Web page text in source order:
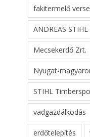
fakitermelő
ANDREAS
Mecsekerdő Zrt.
Nyugat-
STIHL
vadgazdálkodás
erdőtelepítés